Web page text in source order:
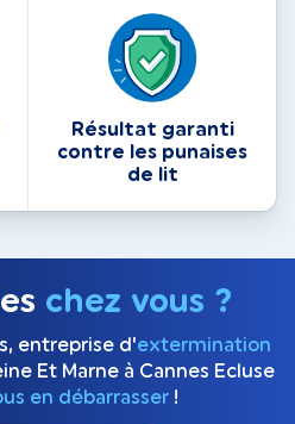
Résultat garanti
contre les punaises
de lit
chez vous ?
entreprise d'extermination
Et Marne à Cannes Ecluse
en débarrasser!